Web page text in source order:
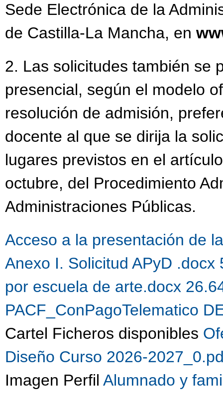
Sede Electrónica de la
de Castilla-La Mancha, en
2. Las solicitudes también se
presencial, según el modelo
resolución de admisión,
docente al que se dirija la
lugares previstos en el
octubre, del Procedimiento
Administraciones Públicas.
Acceso a la presentación de
Anexo I. Solicitud APyD .docx
por escuela de arte.docx
PACF_ConPagoTelematico
Cartel Ficheros disponibles
Diseño Curso 2026-
Imagen Perfil Alumnado y